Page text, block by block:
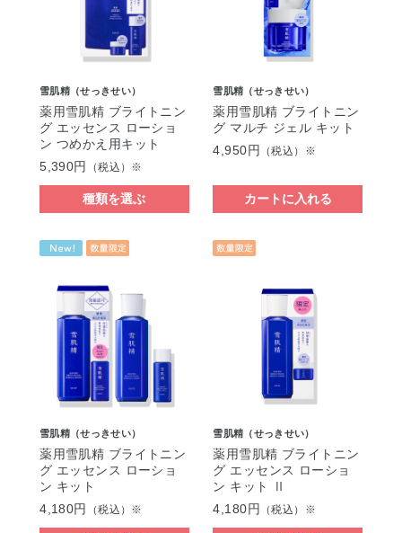
雪肌精（せっきせい）
薬用雪肌精 ブライトニン
グ エッセンス ローショ
ン つめかえ用キット
5,390円
（税込）※
種類を選ぶ
雪肌精（せっきせい）
薬用雪肌精 ブライトニン
グ マルチ ジェル キット
4,950円
（税込）※
カートに入れる
雪肌精（せっきせい）
薬用雪肌精 ブライトニン
グ エッセンス ローショ
ン キット
4,180円
（税込）※
雪肌精（せっきせい）
薬用雪肌精 ブライトニン
グ エッセンス ローショ
ン キット Ⅱ
4,180円
（税込）※